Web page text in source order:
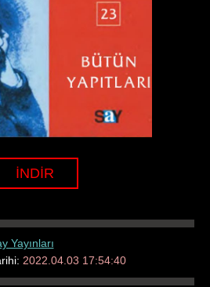
İNDİR
Yayınları
2022.04.03 17:54:40